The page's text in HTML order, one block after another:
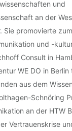
und
an der
Sie promovierte
und -
Consult in
WE DO in
aus dem
Schnöring
an der HTW
Vertrauenskrise